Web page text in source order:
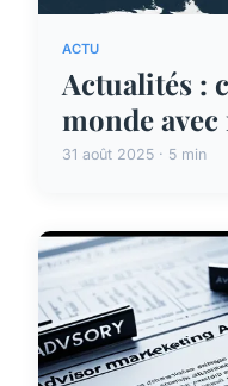
ACTU
Actualités :
monde
31 août 2025 · 5 min